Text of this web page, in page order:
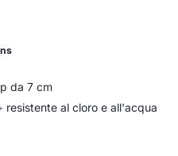
da 7 cm
resistente al cloro e all'acqua